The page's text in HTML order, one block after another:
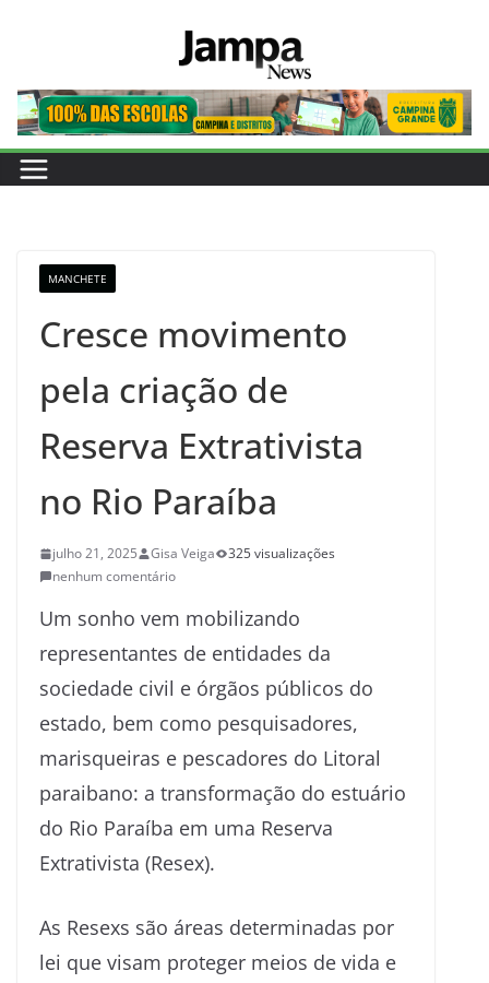
conteúdo
MANCHETE
Cresce movimento
pela criação de
Reserva Extrativista
no Rio Paraíba
julho 21, 2025 Gisa Veiga
325 visualizações
nenhum comentário
Um sonho vem mobilizando
representantes de entidades da
sociedade civil e órgãos públicos do
estado, bem como pesquisadores,
marisqueiras e pescadores do Litoral
paraibano: a transformação do estuário
do Rio Paraíba em uma Reserva
Extrativista (Resex).
As Resexs são áreas determinadas por
lei que visam proteger meios de vida e